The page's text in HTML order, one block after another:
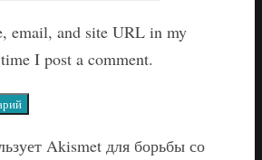
email, and site URL in my
I post a comment.
Akismet для борьбы со